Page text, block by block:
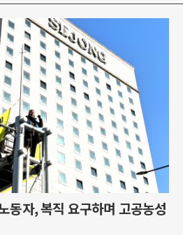
동자, 복직 요구하며 고공농성